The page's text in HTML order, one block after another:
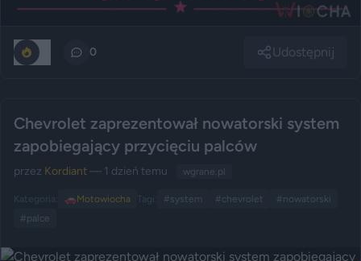
0 Udostępnij
Chevrolet zaprezentował nowatorski system
zapobiegający przycięciu palców
przez Kordiant— 1 dzień temu wgrane.pl
Kategoria: 🚗Motowiocha Tagi: #system #chevrolet
#nowatorski
#palce